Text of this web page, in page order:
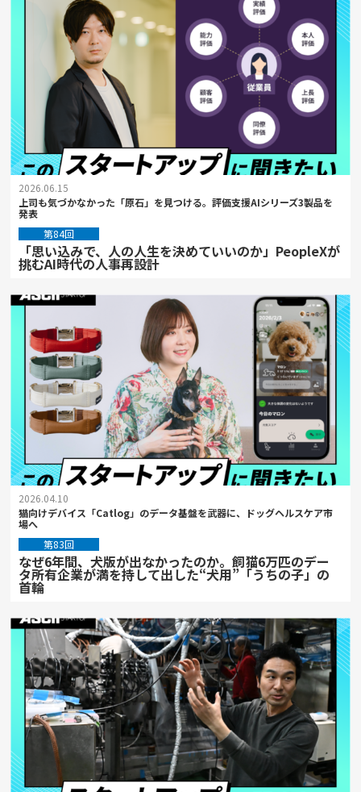
2026.06.15
上司も気づかなかった「原石」を見つける。評価支援AIシリーズ3製品を
発表
第84回
「思い込みで、人の人生を決めていいのか」PeopleXが
挑むAI時代の人事再設計
2026.04.10
猫向けデバイス「Catlog」のデータ基盤を武器に、ドッグヘルスケア市
場へ
第83回
なぜ6年間、犬版が出なかったのか。飼猫6万匹のデー
タ所有企業が満を持して出した“犬用”「うちの子」の
首輪